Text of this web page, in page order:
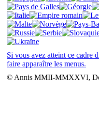
Si vous avez atteint ce cadre
faire apparaître les menus.
© Annis MMII-MMXXVI,